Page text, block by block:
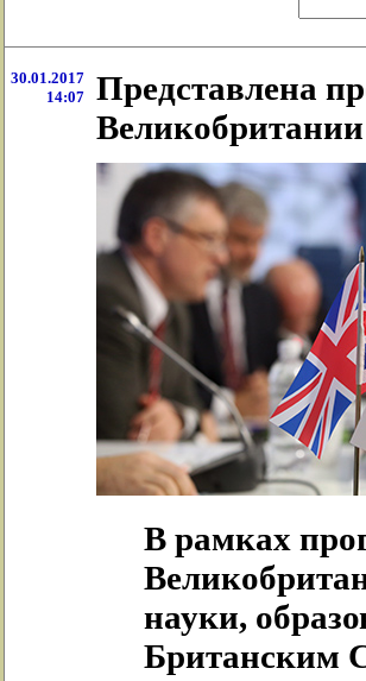
30.01.2017
14:07
Представлена
В рамках
науки,
Британским